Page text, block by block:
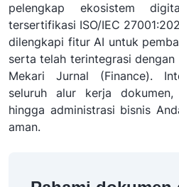
pelengkap ekosistem
tersertifikasi ISO/IEC
dilengkapi fitur AI untuk
serta telah terintegrasi dengan
Mekari Jurnal (Finance).
seluruh alur kerja
hingga administrasi bisnis
aman.